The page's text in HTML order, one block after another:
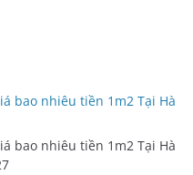
bao nhiêu tiền 1m2 Tại Hà
bao nhiêu tiền 1m2 Tại Hà